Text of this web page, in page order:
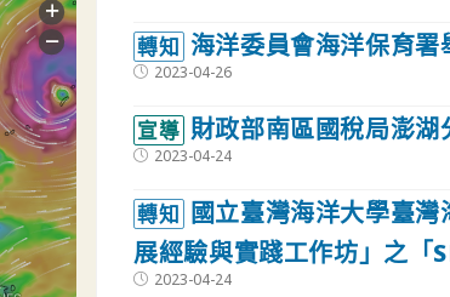
轉知 海洋委員會海洋保育署
Post2023-04-26
宣導 財政部南區國稅局澎
Post2023-04-24
轉知 國立臺灣海洋大學臺
展經驗與實踐工作坊」之「
Post2023-04-24